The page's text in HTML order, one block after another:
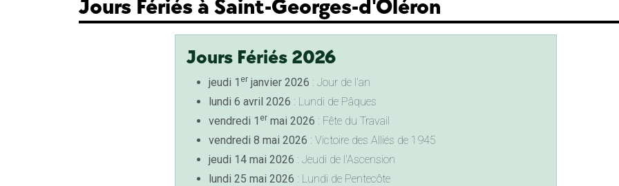
Jours Fériés à Saint-Georges-d'Oléron
Jours Fériés 2026
jeudi 1 erjanvier 2026 : Jour de l'an
lundi 6 avril 2026 : Lundi de Pâques
vendredi 1 ermai 2026 : Fête du Travail
vendredi 8 mai 2026 : Victoire des Alliés de 1945
jeudi 14 mai 2026 : Jeudi de l'Ascension
lundi 25 mai 2026 : Lundi de Pentecôte